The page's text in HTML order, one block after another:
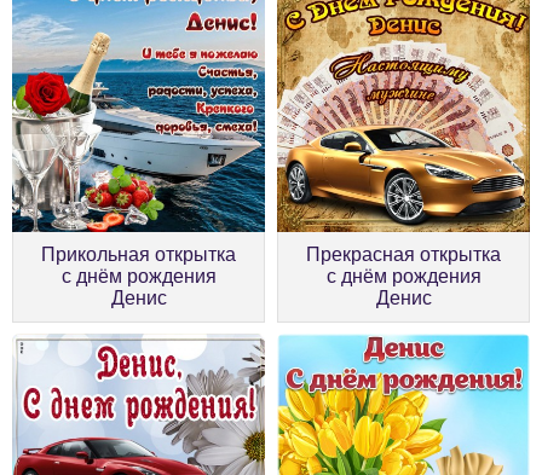
Прикольная открытка
с днём рождения
Денис
Прекрасная открытка
с днём рождения
Денис